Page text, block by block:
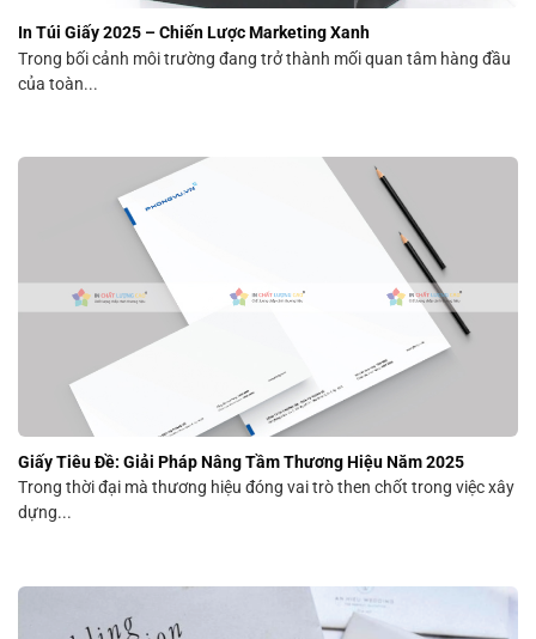
In Túi Giấy 2025 – Chiến Lược Marketing Xanh
Trong bối cảnh môi trường đang trở thành mối quan tâm hàng đầu
của toàn...
Giấy Tiêu Đề: Giải Pháp Nâng Tầm Thương Hiệu Năm 2025
Trong thời đại mà thương hiệu đóng vai trò then chốt trong việc xây
dựng...